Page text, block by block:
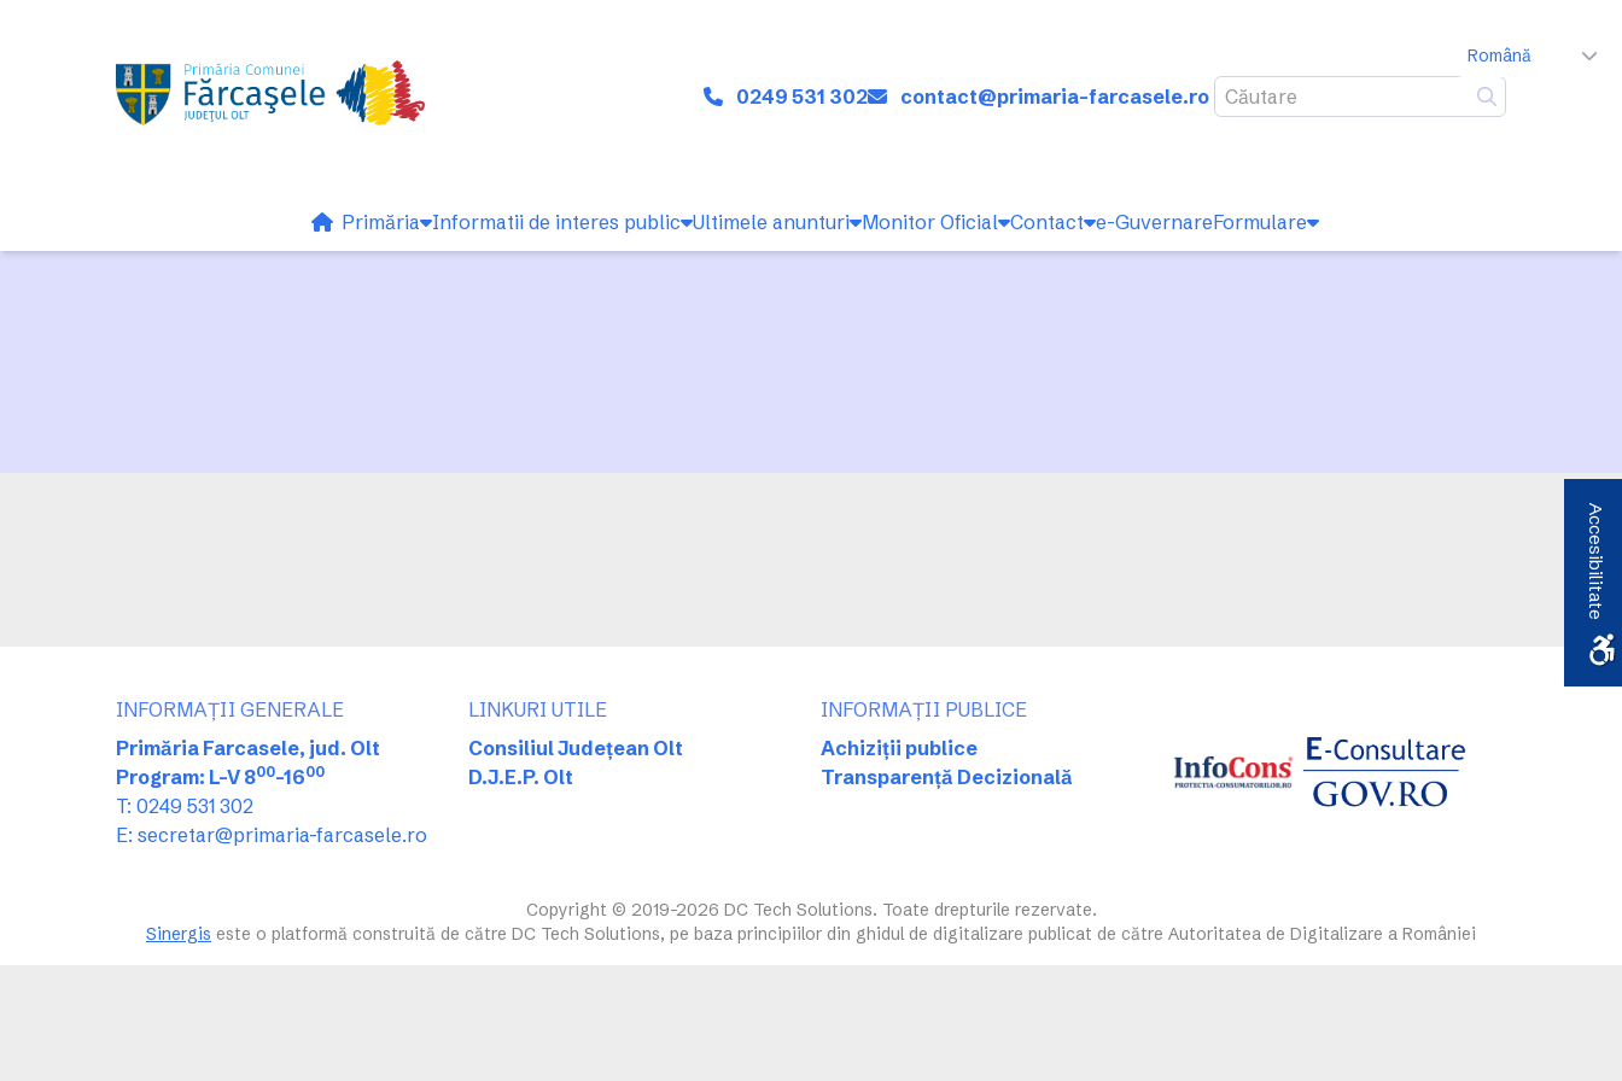
0249 531 302
contact@primaria-farcasele.ro
Caută
Română
Primăria Informatii de interes public Ultimele anunturi Monitor Oficial Contact e-GuvernareFormulare
INFORMAȚII GENERALE
Primăria Farcasele, jud. Olt
Program: L-V 800-1600
T: 0249 531 302
E: secretar@primaria-farcasele.ro
LINKURI UTILE
Consiliul Județean Olt
D.J.E.P. Olt
INFORMAȚII PUBLICE
Achiziții publice
Transparență Decizională
Copyright © 2019-2026 DC Tech Solutions. Toate drepturile rezervate.
Sinergis este o platformă construită de către DC Tech Solutions, pe baza principiilor din ghidul de digitalizare publicat de către Autoritatea de Digitalizare a României
Accesibilitate